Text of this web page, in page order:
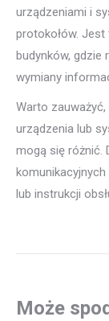
urządzeniami i
protokołów.
budynków, gdzie
wymiany
Warto
urządzenia lub
mogą się różnić.
lub instrukcji
Może